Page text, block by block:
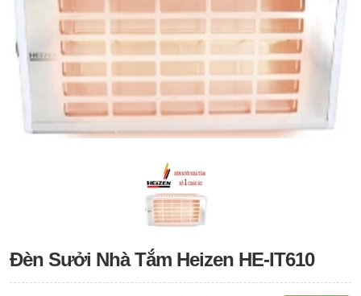
Đèn Sưởi Nhà Tắm Heizen HE-IT610